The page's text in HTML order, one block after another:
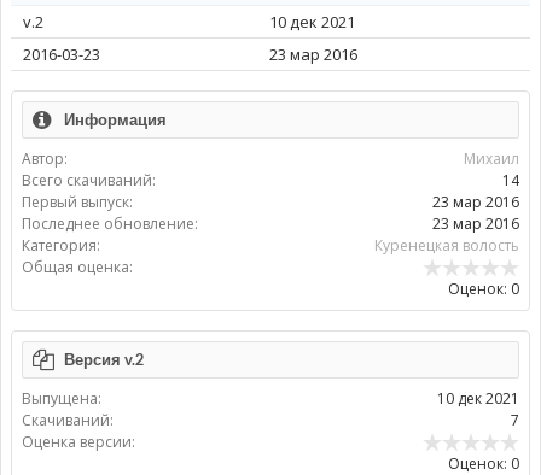
v.2
10 дек 2021
2016-03-23
23 мар 2016
Информация
Автор:
Михаил
Всего скачиваний:
14
Первый выпуск:
23 мар 2016
Последнее обновление:
23 мар 2016
Категория:
Куренецкая волость
Общая оценка:
Оценок: 0
Версия v.2
Выпущена:
10 дек 2021
Скачиваний:
7
Оценка версии:
Оценок: 0